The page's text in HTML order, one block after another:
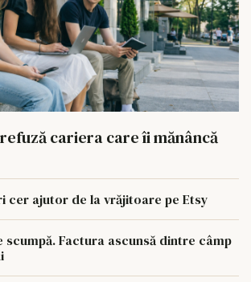
refuză cariera care îi mănâncă
cer ajutor de la vrăjitoare pe Etsy
scumpă. Factura ascunsă dintre câmp